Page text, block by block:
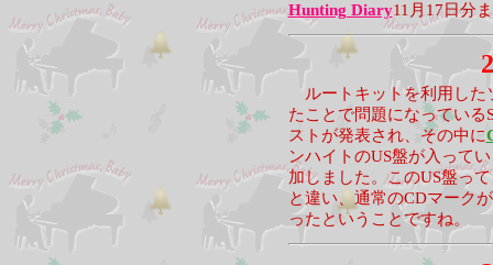
Hunting Diary11月17日分
ルートキットを利用した
たことで問題になっている
ストが発表され、その中に
ンハイトのUS盤が入って
加しました。このUS盤っ
と違い、通常のCDマーク
ったということですね。